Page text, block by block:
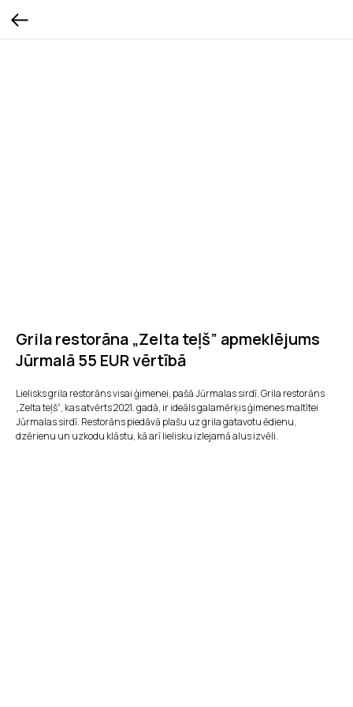
Grila restorāna „Zelta teļš” apmeklējums
Jūrmalā 55 EUR vērtībā
Lielisks grila restorāns visai ģimenei, pašā Jūrmalas sirdī. Grila restorāns
„Zelta teļš“, kas atvērts 2021. gadā, ir ideāls galamērķis ģimenes maltītei
Jūrmalas sirdī. Restorāns piedāvā plašu uz grila gatavotu ēdienu,
dzērienu un uzkodu klāstu, kā arī lielisku izlejamā alus izvēli.